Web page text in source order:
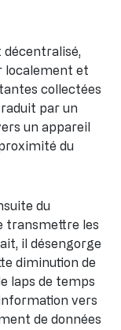
décentralisé,
localement et
collectées
par un
un appareil
du
du
transmettre les
il désengorge
diminution de
laps de temps
vers
de données